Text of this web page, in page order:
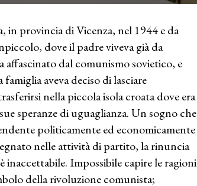
in provincia di Vicenza, nel 1944 e da
dove il padre viveva già da
dal comunismo sovietico, e
aveva deciso di lasciare
nella piccola isola croata dove era
speranze di uguaglianza. Un sogno che
politicamente ed economicamente
nelle attività di partito, la rinuncia
Impossibile capire le ragioni
della rivoluzione comunista;